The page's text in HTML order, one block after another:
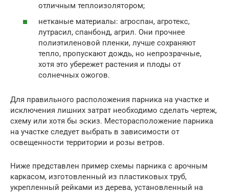
отличным теплоизолятором;
нетканые материалы: агроспан, агротекс,
лутрасил, спанбонд, агрил. Они прочнее
полиэтиленовой пленки, лучше сохраняют
тепло, пропускают дождь, но непрозрачные,
хотя это убережет растения и плоды от
солнечных ожогов.
Для правильного расположения парника на участке и
исключения лишних затрат необходимо сделать чертеж,
схему или хотя бы эскиз. Месторасположение парника
на участке следует выбрать в зависимости от
освещенности территории и розы ветров.
Ниже представлен пример схемы парника с арочным
каркасом, изготовленный из пластиковых труб,
укрепленный рейками из дерева, установленный на